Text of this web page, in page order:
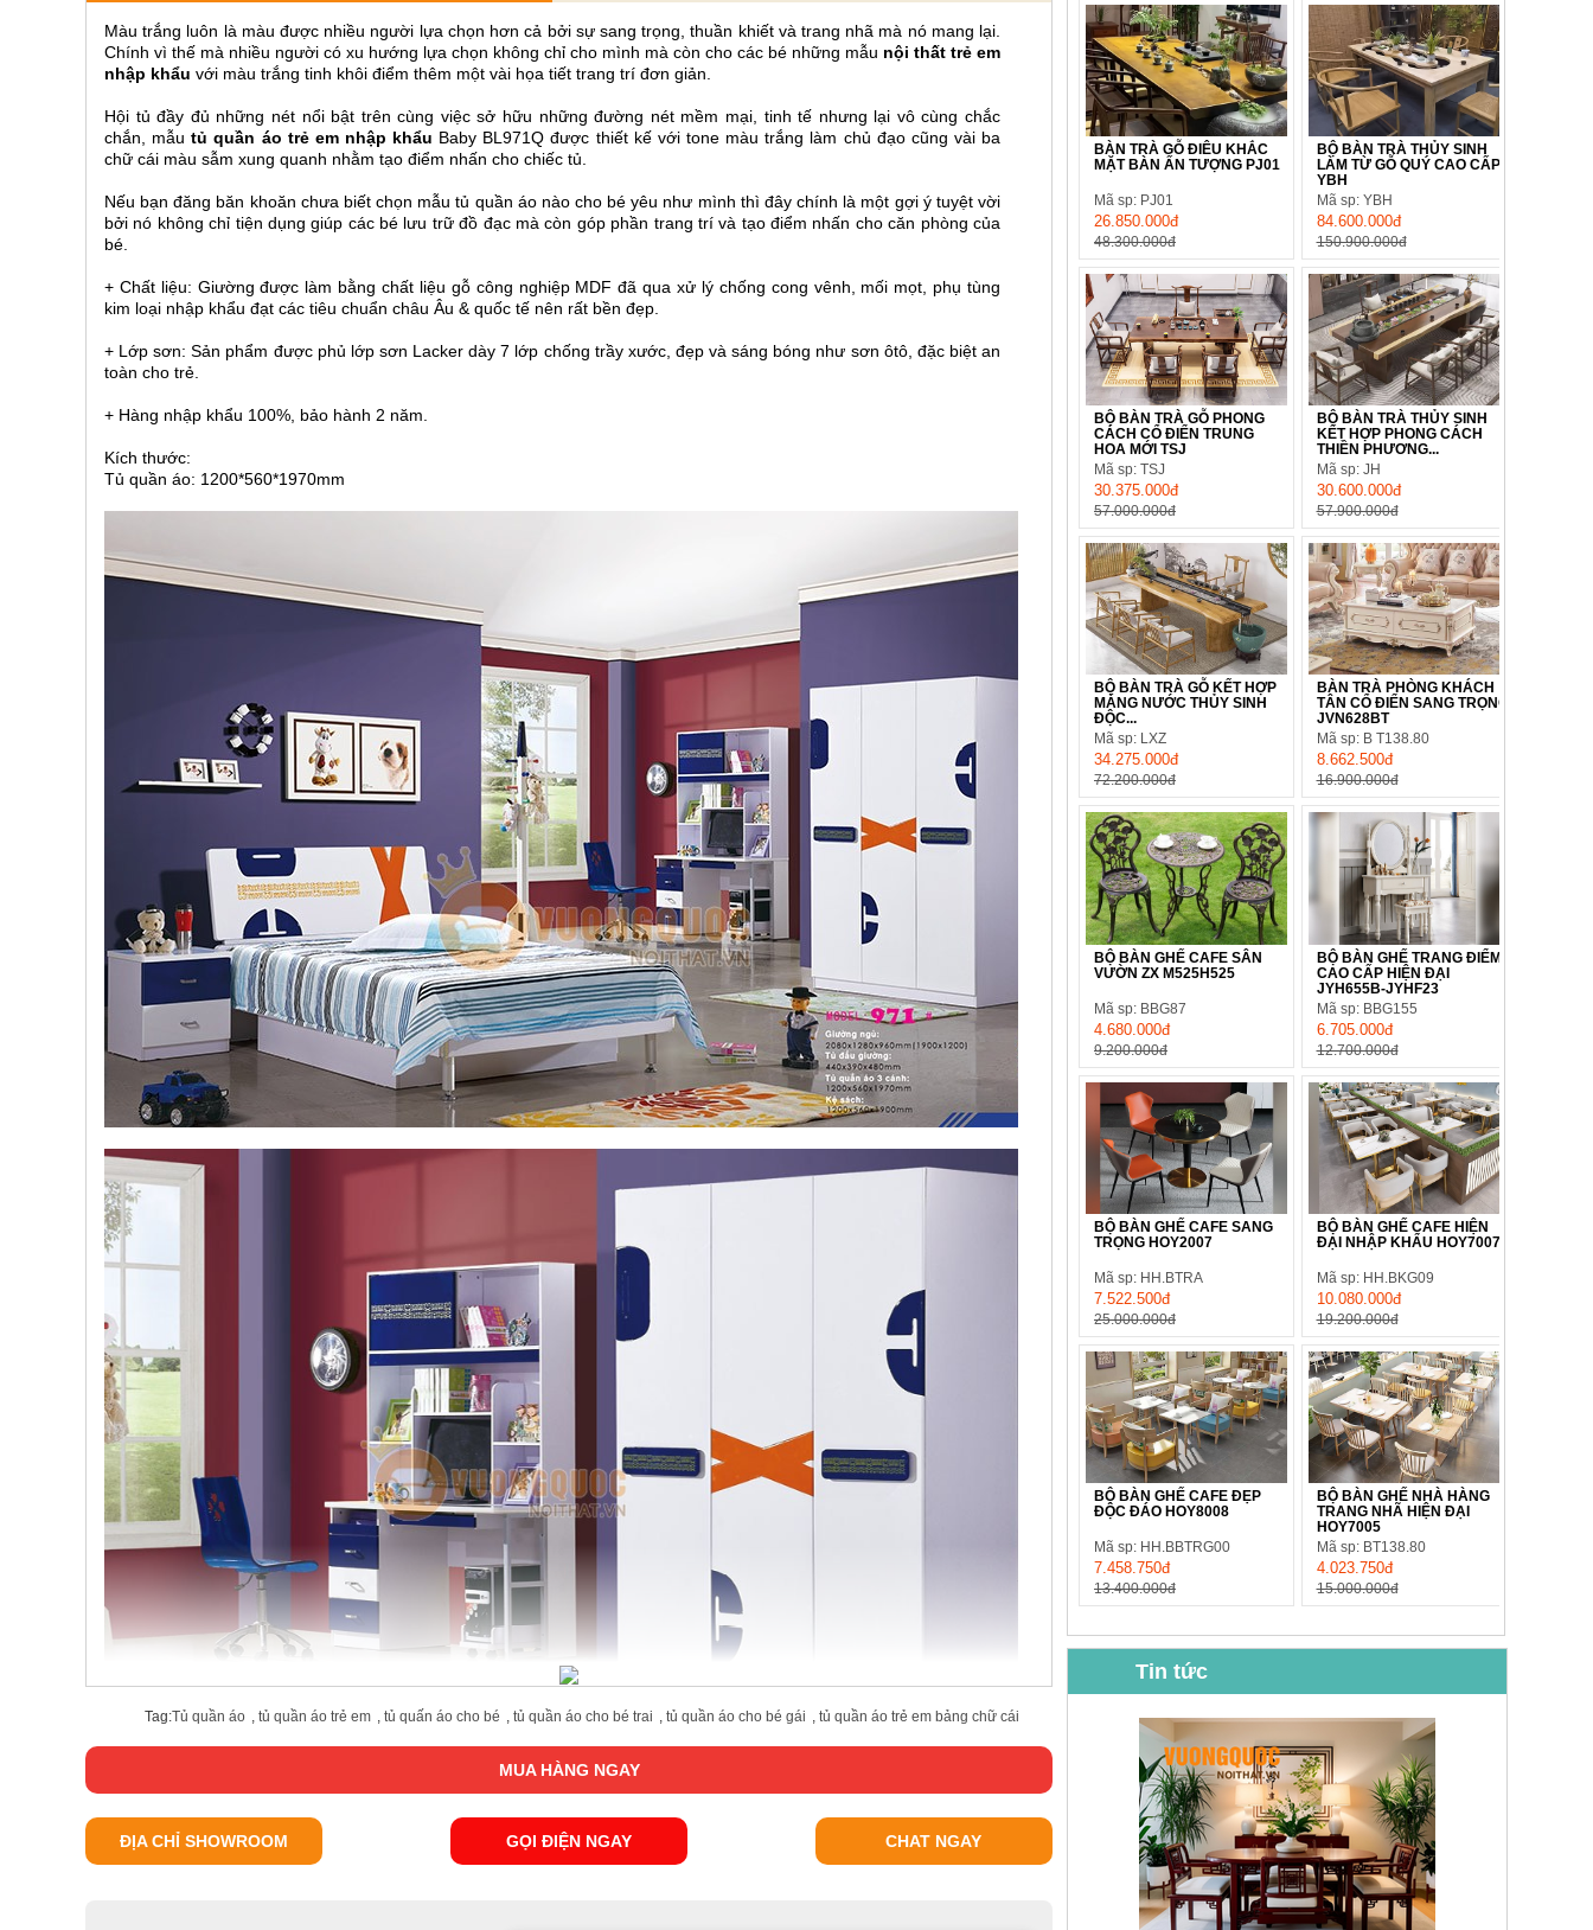
Màu trắng luôn là màu được nhiều người lựa chọn hơn cả bởi sự sang trọng, thuần khiết và trang nhã mà nó mang lại.
Chính vì thế mà nhiều người có xu hướng lựa chọn không chỉ cho mình mà còn cho các bé những mẫu nội thất trẻ em
nhập khẩu với màu trắng tinh khôi điểm thêm một vài họa tiết trang trí đơn giản.
Hội tủ đầy đủ những nét nổi bật trên cùng việc sở hữu những đường nét mềm mại, tinh tế nhưng lại vô cùng chắc
chắn, mẫutủ quần áo trẻ em nhập khẩu Baby BL971Q được thiết kế với tone màu trắng làm chủ đạo cũng vài ba
chữ cái màu sẫm xung quanh nhằm tạo điểm nhấn cho chiếc tủ.
Nếu bạn đăng băn khoăn chưa biết chọn mẫu tủ quần áo nào cho bé yêu như mình thì đây chính là một gợi ý tuyệt vời
bởi nó không chỉ tiện dụng giúp các bé lưu trữ đồ đạc mà còn góp phần trang trí và tạo điểm nhấn cho căn phòng của
bé.
+ Chất liệu: Giường được làm bằng chất liệu gỗ công nghiệp MDF đã qua xử lý chống cong vênh, mối mọt, phụ tùng
kim loại nhập khẩu đạt các tiêu chuẩn châu Âu & quốc tế nên rất bền đẹp.
+ Lớp sơn: Sản phẩm được phủ lớp sơn Lacker dày 7 lớp chống trầy xước, đẹp và sáng bóng như sơn ôtô, đặc biệt an
toàn cho trẻ.
+ Hàng nhập khẩu 100%, bảo hành 2 năm.
Kích thước:
Tủ quần áo: 1200*560*1970mm
Tag:Tủ quần áo , tủ quần áo trẻ em , tủ quấn áo cho bé , tủ quần áo cho bé trai , tủ quần áo cho bé gái , tủ quần áo trẻ em bảng chữ cái
MUA HÀNG NGAY
ĐỊA CHỈ SHOWROOM GỌI ĐIỆN NGAY CHAT NGAY
BÀN TRÀ GỖ ĐIÊU KHẮC
MẶT BÀN ẤN TƯỢNG PJ01
Mã sp: PJ01
26.850.000đ
48.300.000đ
BỘ BÀN TRÀ THỦY SINH
LÀM TỪ GỖ QUÝ CAO CẤP
YBH
Mã sp: YBH
84.600.000đ
150.900.000đ
BỘ BÀN TRÀ GỖ PHONG
CÁCH CỔ ĐIỂN TRUNG
HOA MỚI TSJ
Mã sp: TSJ
30.375.000đ
57.000.000đ
BỘ BÀN TRÀ THỦY SINH
KẾT HỢP PHONG CÁCH
THIỀN PHƯƠNG...
Mã sp: JH
30.600.000đ
57.900.000đ
BỘ BÀN TRÀ GỖ KẾT HỢP
MÁNG NƯỚC THỦY SINH
ĐỘC...
Mã sp: LXZ
34.275.000đ
72.200.000đ
BÀN TRÀ PHÒNG KHÁCH
TÂN CỔ ĐIỂN SANG TRỌNG
JVN628BT
Mã sp: B T138.80
8.662.500đ
16.900.000đ
BỘ BÀN GHẾ CAFE SÂN
VƯỜN ZX M525H525
Mã sp: BBG87
4.680.000đ
9.200.000đ
BỘ BÀN GHẾ TRANG ĐIỂM
CAO CẤP HIỆN ĐẠI
JYH655B-JYHF23
Mã sp: BBG155
6.705.000đ
12.700.000đ
BỘ BÀN GHẾ CAFE SANG
TRỌNG HOY2007
Mã sp: HH.BTRA
7.522.500đ
25.000.000đ
BỘ BÀN GHẾ CAFE HIỆN
ĐẠI NHẬP KHẨU HOY7007
Mã sp: HH.BKG09
10.080.000đ
19.200.000đ
BỘ BÀN GHẾ CAFE ĐẸP
ĐỘC ĐÁO HOY8008
Mã sp: HH.BBTRG00
7.458.750đ
13.400.000đ
BỘ BÀN GHẾ NHÀ HÀNG
TRANG NHÃ HIỆN ĐẠI
HOY7005
Mã sp: BT138.80
4.023.750đ
15.000.000đ
BỘ BÀN GHẾ CAFE NHẬP
KHẨU CAO CẤP HOY7006
Mã sp: BT135
14.178.750đ
24.700.000đ
BỘ BÀN TRÀ GỖ TỰ NHIÊN
PHONG CÁCH TRUNG HOA
KIỂU MỚI...
Mã sp: BT138.80
20.250.000đ
39.150.000đ
Tin tức